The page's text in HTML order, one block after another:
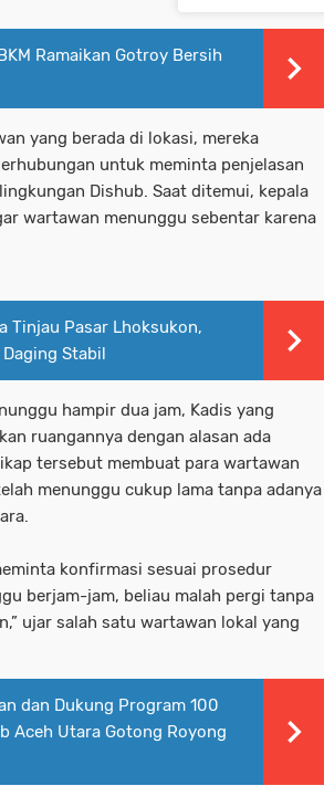
Ramaikan Gotroy Bersih
yang berada di lokasi, mereka
untuk meminta penjelasan
Dishub. Saat ditemui, kepala
wartawan menunggu sebentar karena
Tinjau Pasar Lhoksukon,
Stabil
hampir dua jam, Kadis yang
ruangannya dengan alasan ada
tersebut membuat para wartawan
menunggu cukup lama tanpa adanya
konfirmasi sesuai prosedur
berjam-jam, beliau malah pergi tanpa
ujar salah satu wartawan lokal yang
dan Dukung Program 100
Aceh Utara Gotong Royong